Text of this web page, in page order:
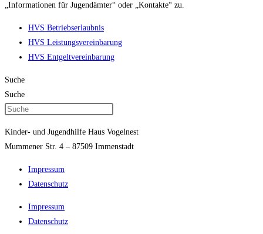
„Informationen für Jugendämter“ oder „Kontakte“ zu.
HVS Betriebserlaubnis
HVS Leistungsvereinbarung
HVS Entgeltvereinbarung
Suche
Suche
Kinder- und Jugendhilfe Haus Vogelnest
Mummener Str. 4 – 87509 Immenstadt
Impressum
Datenschutz
Impressum
Datenschutz